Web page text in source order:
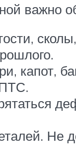
важно
капот,
Не